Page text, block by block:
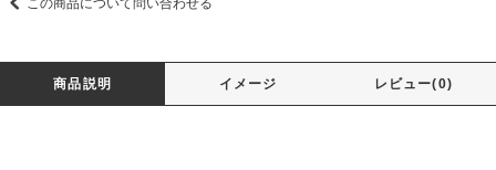
この商品について問い合わせる
商品説明 イメージ レビュー(0)